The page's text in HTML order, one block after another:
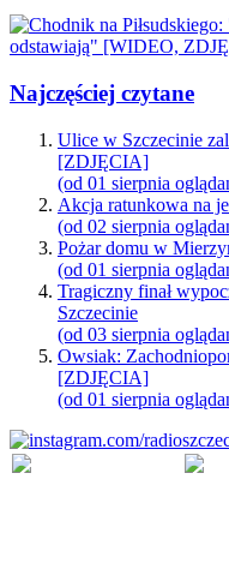
Najczęściej czytane
Ulice w Szczecinie
[ZDJĘCIA]
(od 01 sierpnia
Akcja ratunkowa na
(od 02 sierpnia
Pożar domu w
(od 01 sierpnia
Tragiczny finał
Szczecinie
(od 03 sierpnia
Owsiak:
[ZDJĘCIA]
(od 01 sierpnia